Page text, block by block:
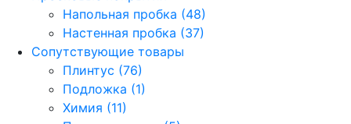
Напольная пробка (48)
Настенная пробка (37)
Сопутствующие товары
Плинтус (76)
Подложка (1)
Химия (11)